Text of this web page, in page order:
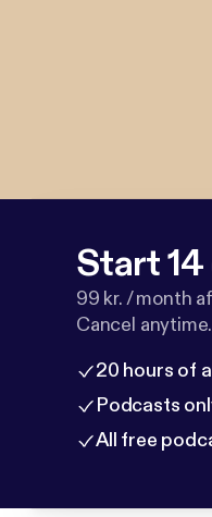
Start
99 kr. / month
Cancel anytime.
20 hours of
Podcasts
All free